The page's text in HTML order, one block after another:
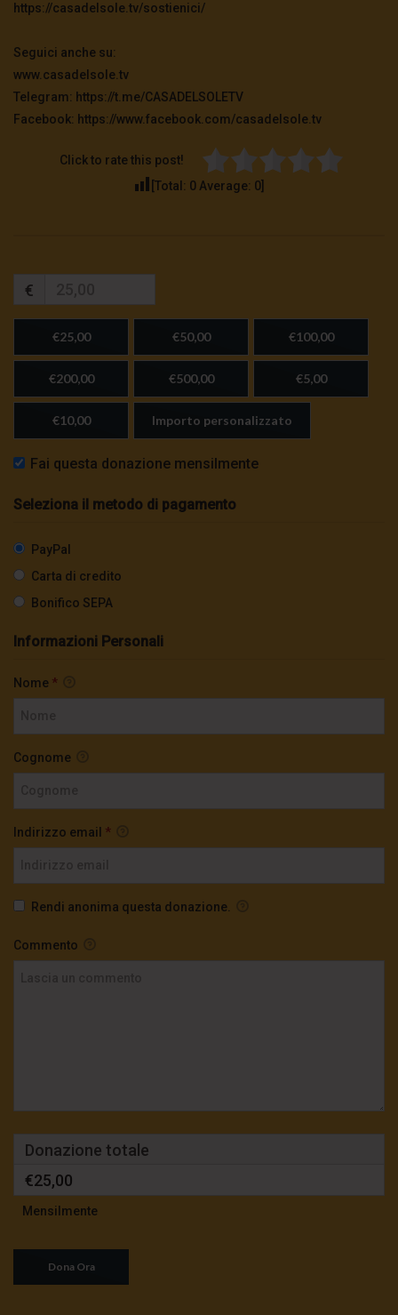
https://casadelsole.tv/sostienici/
Seguici anche su:
www.casadelsole.tv
Telegram: https://t.me/CASADELSOLETV
Facebook: https://www.facebook.com/casadelsole.tv
Click to rate this post!
[Total: 0 Average: 0
€
€25,00 €50,00 €100,00
€200,00 €500,00 €5,00
€10,00 Importo personalizzato
Fai questa donazione mensilmente
Seleziona il metodo di pagamento
PayPal
Carta di credito
Bonifico SEPA
Informazioni Personali
Nome *
Cognome
Indirizzo email *
Rendi anonima questa donazione.
Commento
Donazione totale
€25,00
Mensilmente